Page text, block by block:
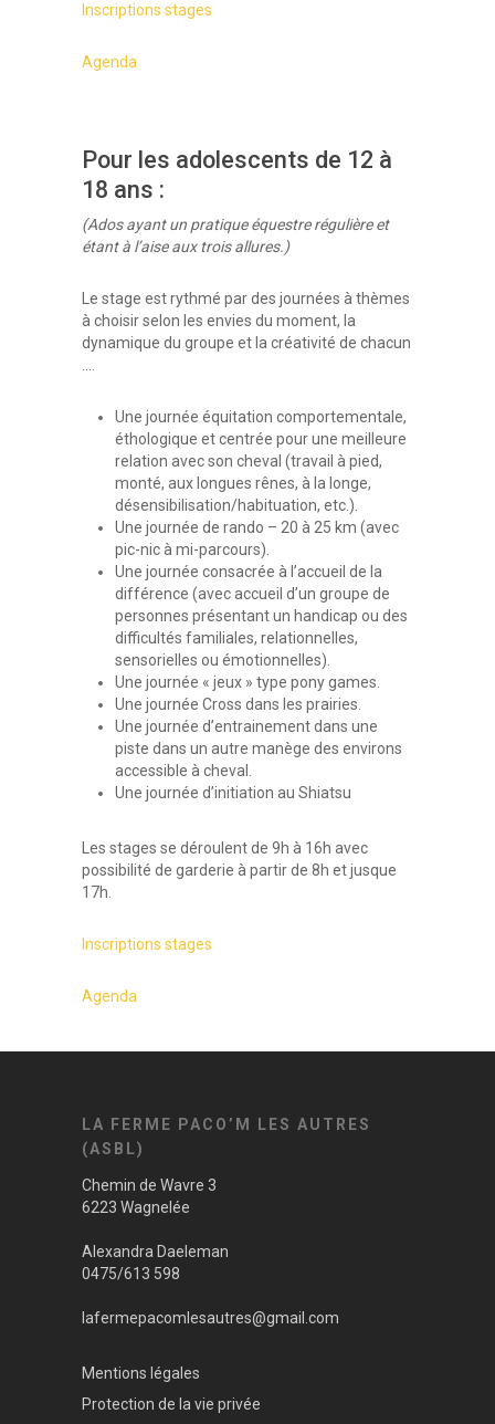
Inscriptions stages
Agenda
Pour les adolescents de 12 à
18 ans :
(Ados ayant un pratique équestre régulière et
étant à l’aise aux trois allures.)
Le stage est rythmé par des journées à thèmes
à choisir selon les envies du moment, la
dynamique du groupe et la créativité de chacun
….
Une journée équitation comportementale,
éthologique et centrée pour une meilleure
relation avec son cheval (travail à pied,
monté, aux longues rênes, à la longe,
désensibilisation/habituation, etc.).
Une journée de rando – 20 à 25 km (avec
pic-nic à mi-parcours).
Une journée consacrée à l’accueil de la
différence (avec accueil d’un groupe de
personnes présentant un handicap ou des
difficultés familiales, relationnelles,
sensorielles ou émotionnelles).
Une journée « jeux » type pony games.
Une journée Cross dans les prairies.
Une journée d’entrainement dans une
piste dans un autre manège des environs
accessible à cheval.
Une journée d’initiation au Shiatsu
Les stages se déroulent de 9h à 16h avec
possibilité de garderie à partir de 8h et jusque
17h.
Inscriptions stages
Agenda
LA FERME PACO’M LES AUTRES
(ASBL)
Chemin de Wavre 3
6223 Wagnelée
Alexandra Daeleman
0475/613 598
lafermepacomlesautres@gmail.com
Mentions légales
Protection de la vie privée